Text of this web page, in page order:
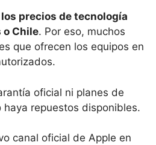
los precios de tecnología
o Chile. Por eso, muchos
que ofrecen los equipos en
oficial ni planes de
repuestos disponibles.
canal oficial de Apple en